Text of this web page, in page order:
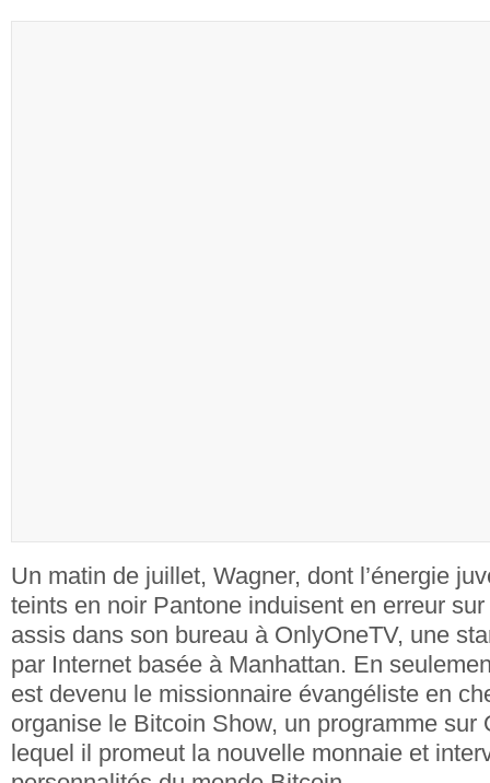
Un matin de juillet, Wagner, dont l’énergie
teints en noir Pantone induisent en erreur
assis dans son bureau à OnlyOneTV, une
par Internet basée à Manhattan. En
est devenu le missionnaire évangéliste en
organise le Bitcoin Show, un programme sur
lequel il promeut la nouvelle monnaie et